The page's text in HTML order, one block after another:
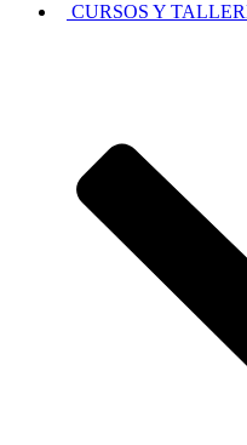
CURSOS Y